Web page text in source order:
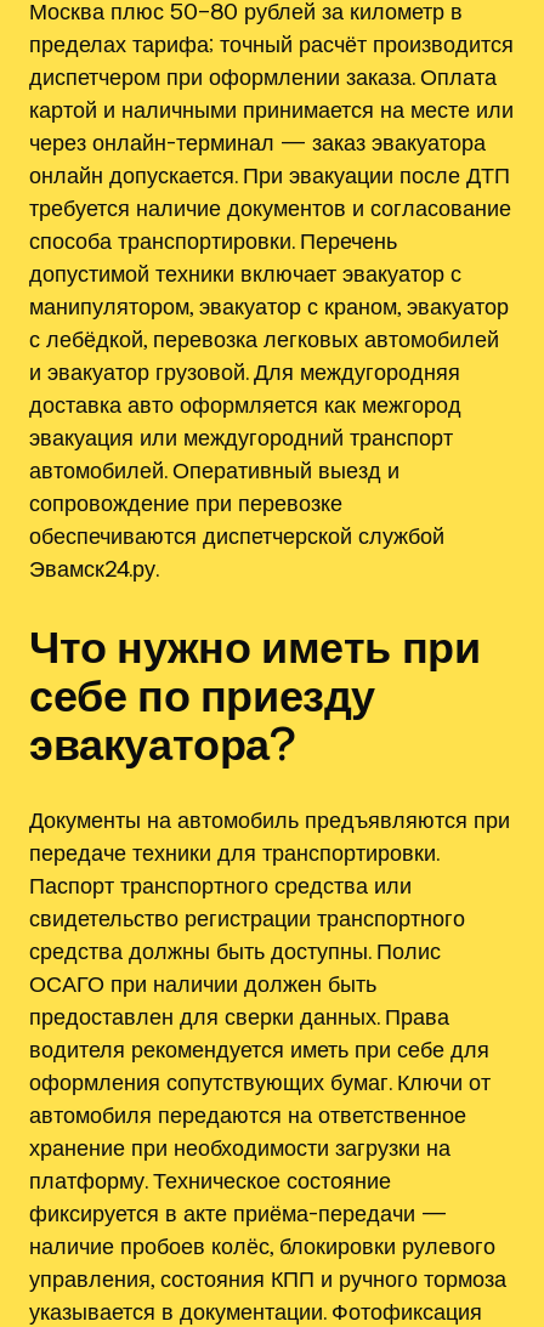
Москва плюс 50–80 рублей за километр в
пределах тарифа; точный расчёт производится
диспетчером при оформлении заказа. Оплата
картой и наличными принимается на месте или
через онлайн-терминал — заказ эвакуатора
онлайн допускается. При эвакуации после ДТП
требуется наличие документов и согласование
способа транспортировки. Перечень
допустимой техники включает эвакуатор с
манипулятором, эвакуатор с краном, эвакуатор
с лебёдкой, перевозка легковых автомобилей
и эвакуатор грузовой. Для междугородняя
доставка авто оформляется как межгород
эвакуация или междугородний транспорт
автомобилей. Оперативный выезд и
сопровождение при перевозке
обеспечиваются диспетчерской службой
Эвамск24.ру.
Что нужно иметь при
себе по приезду
эвакуатора?
Документы на автомобиль предъявляются при
передаче техники для транспортировки.
Паспорт транспортного средства или
свидетельство регистрации транспортного
средства должны быть доступны. Полис
ОСАГО при наличии должен быть
предоставлен для сверки данных. Права
водителя рекомендуется иметь при себе для
оформления сопутствующих бумаг. Ключи от
автомобиля передаются на ответственное
хранение при необходимости загрузки на
платформу. Техническое состояние
фиксируется в акте приёма-передачи —
наличие пробоев колёс, блокировки рулевого
управления, состояния КПП и ручного тормоза
указывается в документации. Фотофиксация